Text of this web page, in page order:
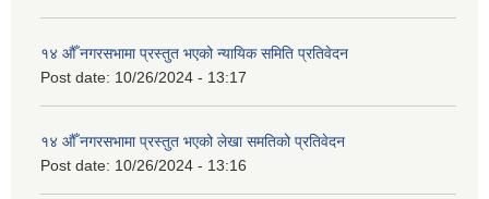
१४ औँ नगरसभामा प्रस्तुत भएको न्यायिक समिति प्रतिवेदन
Post date: 10/26/2024 - 13:17
१४ औँ नगरसभामा प्रस्तुत भएको लेखा समतिको प्रतिवेदन
Post date: 10/26/2024 - 13:16